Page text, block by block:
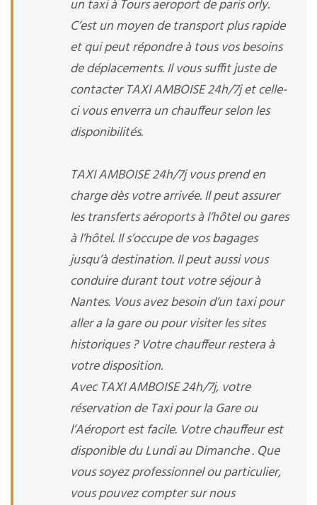
un taxi à Tours aeroport de paris orly.
C’est un moyen de transport plus rapide
et qui peut répondre à tous vos besoins
de déplacements. Il vous suffit juste de
contacter TAXI AMBOISE 24h/7j et celle-
ci vous enverra un chauffeur selon les
disponibilités.
TAXI AMBOISE 24h/7j vous prend en
charge dès votre arrivée. Il peut assurer
les transferts aéroports à l’hôtel ou gares
à l’hôtel. Il s’occupe de vos bagages
jusqu’à destination. Il peut aussi vous
conduire durant tout votre séjour à
Nantes. Vous avez besoin d’un taxi pour
aller a la gare ou pour visiter les sites
historiques ? Votre chauffeur restera à
votre disposition.
Avec TAXI AMBOISE 24h/7j, votre
réservation de Taxi pour la Gare ou
l’Aéroport est facile. Votre chauffeur est
disponible du Lundi au Dimanche . Que
vous soyez professionnel ou particulier,
vous pouvez compter sur nous